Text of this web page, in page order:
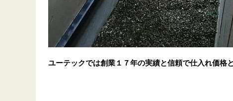
ユーテックでは創業１７年の実績と信頼で仕入れ価格